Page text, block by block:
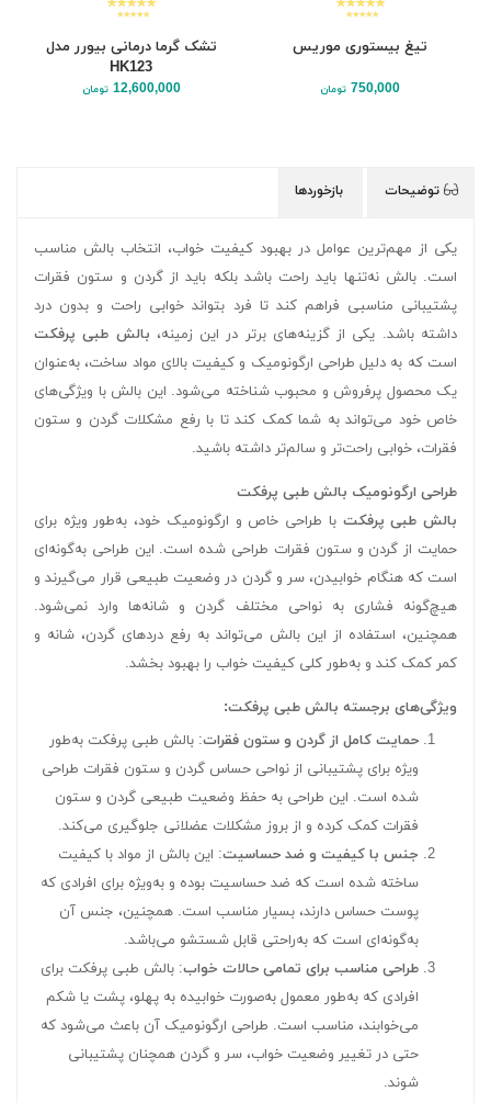
تیغ بیستوری موریس
750,000 تومان
تشک گرما درمانی بیورر مدل
HK123
12,600,000 تومان
توضیحات بازخوردها
یکی از مهم‌ترین عوامل در بهبود کیفیت خواب، انتخاب بالش مناسب
است. بالش نه‌تنها باید راحت باشد بلکه باید از گردن و ستون فقرات
پشتیبانی مناسبی فراهم کند تا فرد بتواند خوابی راحت و بدون درد
داشته باشد. یکی از گزینه‌های برتر در این زمینه، بالش طبی پرفکت
است که به دلیل طراحی ارگونومیک و کیفیت بالای مواد ساخت، به‌عنوان
یک محصول پرفروش و محبوب شناخته می‌شود. این بالش با ویژگی‌های
خاص خود می‌تواند به شما کمک کند تا با رفع مشکلات گردن و ستون
فقرات، خوابی راحت‌تر و سالم‌تر داشته باشید.
طراحی ارگونومیک بالش طبی پرفکت
بالش طبی پرفکت با طراحی خاص و ارگونومیک خود، به‌طور ویژه برای
حمایت از گردن و ستون فقرات طراحی شده است. این طراحی به‌گونه‌ای
است که هنگام خوابیدن، سر و گردن در وضعیت طبیعی قرار می‌گیرند و
هیچ‌گونه فشاری به نواحی مختلف گردن و شانه‌ها وارد نمی‌شود.
همچنین، استفاده از این بالش می‌تواند به رفع دردهای گردن، شانه و
کمر کمک کند و به‌طور کلی کیفیت خواب را بهبود بخشد.
ویژگی‌های برجسته بالش طبی پرفکت:
حمایت کامل از گردن و ستون فقرات: بالش طبی پرفکت به‌طور
ویژه برای پشتیبانی از نواحی حساس گردن و ستون فقرات طراحی
شده است. این طراحی به حفظ وضعیت طبیعی گردن و ستون
فقرات کمک کرده و از بروز مشکلات عضلانی جلوگیری می‌کند.
جنس با کیفیت و ضد حساسیت: این بالش از مواد با کیفیت
ساخته شده است که ضد حساسیت بوده و به‌ویژه برای افرادی که
پوست حساس دارند، بسیار مناسب است. همچنین، جنس آن
به‌گونه‌ای است که به‌راحتی قابل شستشو می‌باشد.
طراحی مناسب برای تمامی حالات خواب: بالش طبی پرفکت برای
افرادی که به‌طور معمول به‌صورت خوابیده به پهلو، پشت یا شکم
می‌خوابند، مناسب است. طراحی ارگونومیک آن باعث می‌شود که
حتی در تغییر وضعیت خواب، سر و گردن همچنان پشتیبانی
شوند.